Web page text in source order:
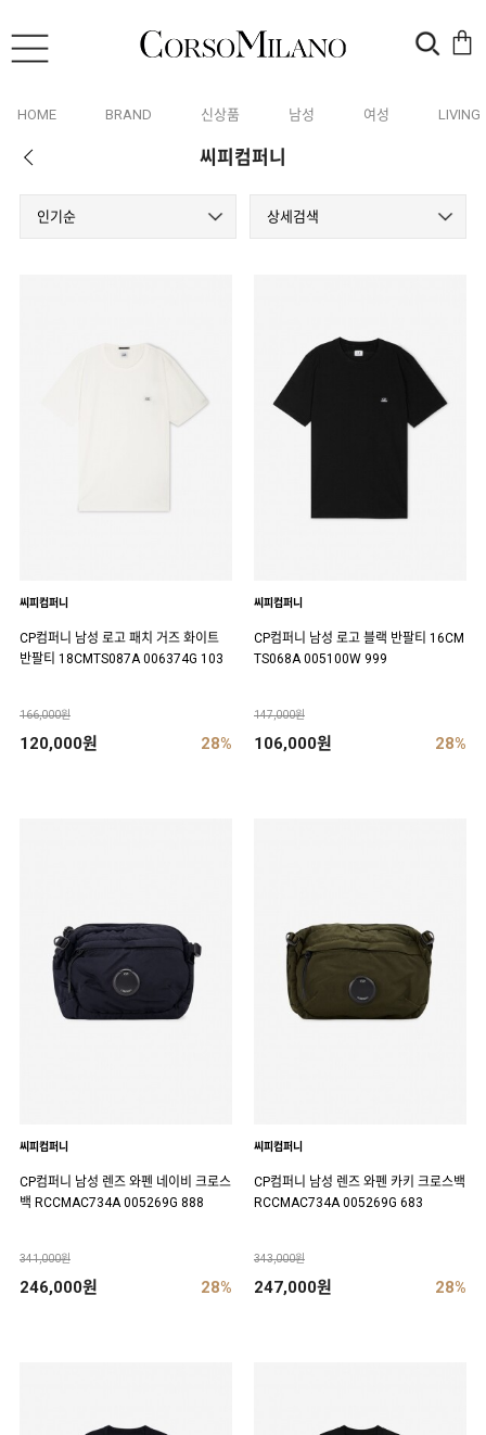
HOME BRAND 신상품 남성 여성 LIVING
씨피컴퍼니
인기순 상세검색
씨피컴퍼니
CP컴퍼니 남성 로고 패치 거즈 화이트
반팔티 18CMTS087A 006374G 103
166,000원
120,000원 28%
씨피컴퍼니
CP컴퍼니 남성 로고 블랙 반팔티 16CM
TS068A 005100W 999
147,000원
106,000원 28%
씨피컴퍼니
CP컴퍼니 남성 렌즈 와펜 네이비 크로스
백 RCCMAC734A 005269G 888
341,000원
246,000원 28%
씨피컴퍼니
CP컴퍼니 남성 렌즈 와펜 카키 크로스백
RCCMAC734A 005269G 683
343,000원
247,000원 28%